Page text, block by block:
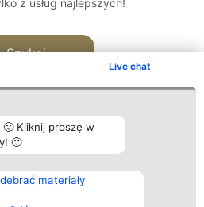
Live chat
Kliknij proszę w
🙂
materiały
z usług najlepszych!
Szukaj
wszystkich
Kontakt
Kontakt